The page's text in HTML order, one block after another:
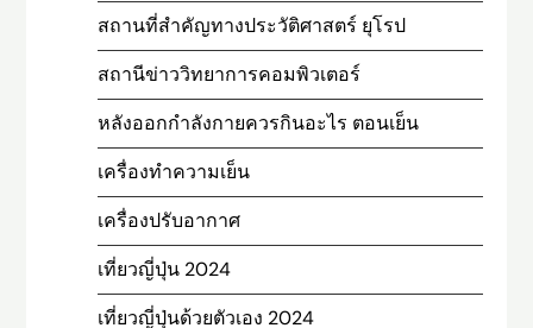
สถานที่สําคัญทางประวัติศาสตร์ ยุโรป
สถานีข่าววิทยาการคอมพิวเตอร์
หลังออกกําลังกายควรกินอะไร ตอนเย็น
เครื่องทำความเย็น
เครื่องปรับอากาศ
เที่ยวญี่ปุ่น 2024
เที่ยวญี่ปุ่นด้วยตัวเอง 2024